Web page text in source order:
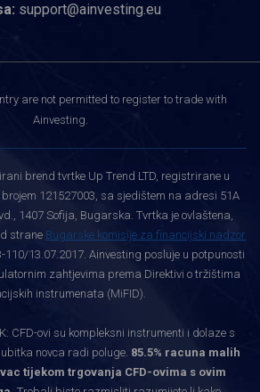
support@ainvesting.eu
are not permitted to register to trade with
Ainvesting.
brend tvrtke Up Trend LTD, registrirane u
121527003, sa sjedištem na adresi 51A
1407 Sofija, Bugarska. Tvrtka je ovlaštena,
strane Bugarske komisije za financijski nadzor
110/13.07.2017. Ainvesting posluje u potpunosti
zahtjevima prema Direktivi o tržištima
instrumenata (MiFID).
CFD-ovi su kompleksni instrumenti i dolaze s
novca radi poluge. 85.5% racuna malih
tijekom trgovanja CFD-ovima s ovim